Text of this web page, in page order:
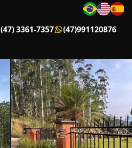
(47) 3361-7357 (47)991120876